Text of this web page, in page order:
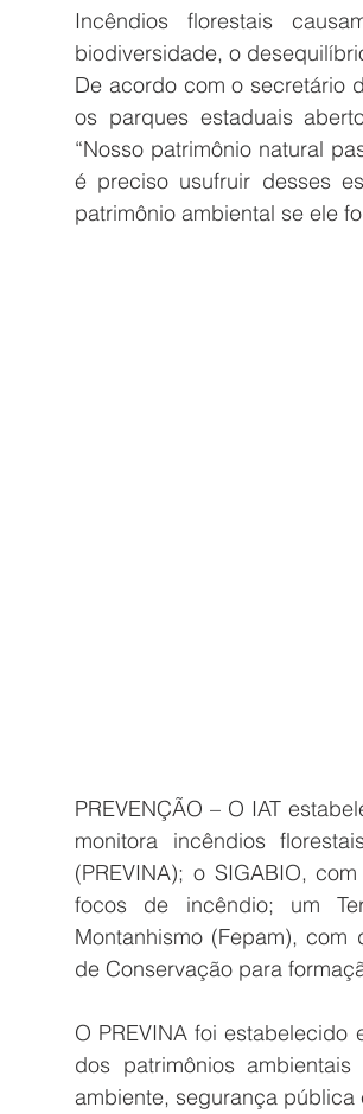
Incêndios florestais
biodiversidade, o
De acordo com o secretário
os parques estaduais
“Nosso patrimônio natural
é preciso usufruir desses
patrimônio ambiental se ele
PREVENÇÃO – O IAT
monitora incêndios
(PREVINA); o SIGABIO,
focos de incêndio; um
Montanhismo (Fepam),
de Conservação para
O PREVINA foi estabelecido
dos patrimônios
ambiente, segurança